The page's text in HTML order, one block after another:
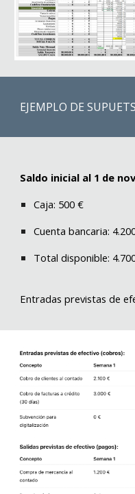
EJEMPLO DE
Saldo inicial al 1 de
Caja: 500 €
Cuenta bancaria:
Total disponible:
Entradas previstas de